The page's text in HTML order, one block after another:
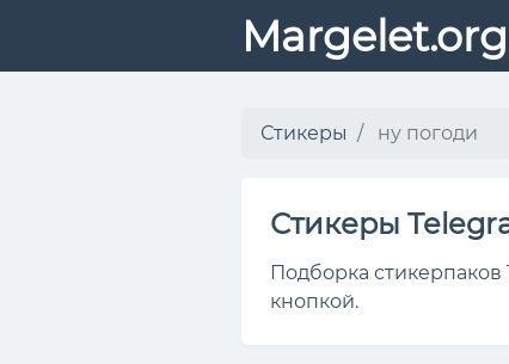
Margelet.org
Стикеры ну погоди
Стикеры
Подборка
кнопкой.